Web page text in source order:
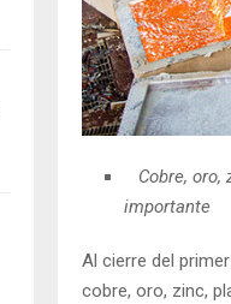
Cobre,
importante
Al cierre del
cobre, oro, zinc,